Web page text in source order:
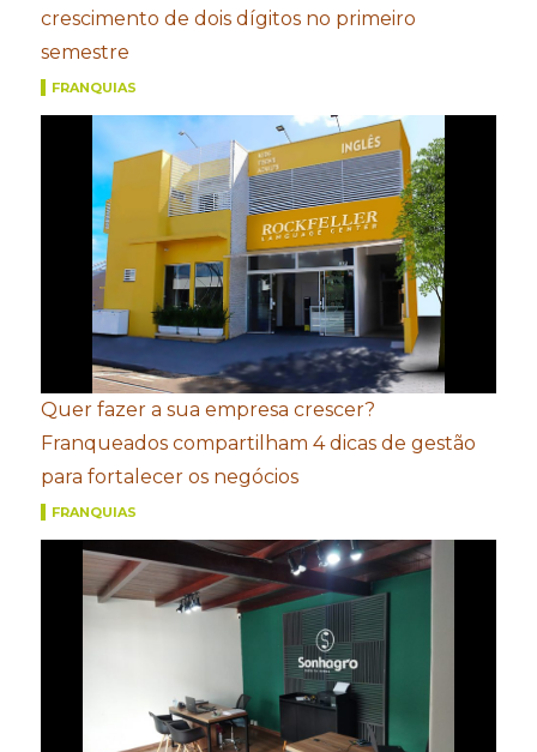
crescimento de dois dígitos no primeiro
semestre
FRANQUIAS
Quer fazer a sua empresa crescer?
Franqueados compartilham 4 dicas de gestão
para fortalecer os negócios
FRANQUIAS